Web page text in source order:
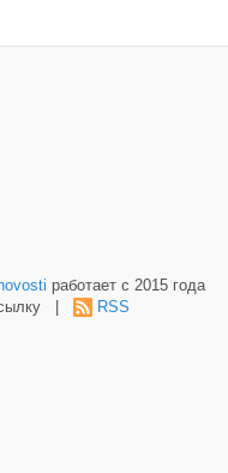
работает с 2015 года
| RSS